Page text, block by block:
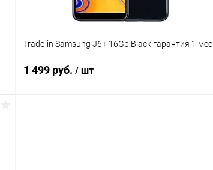
Trade-in Samsung J6+ 16Gb Black гарантия 1 мес
1 499 руб. / шт